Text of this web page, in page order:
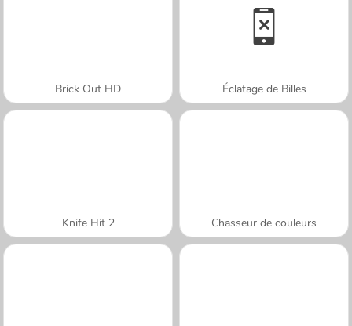
Brick Out HD Éclatage de Billes
Knife Hit 2 Chasseur de couleurs